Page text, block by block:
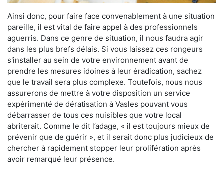
Ainsi donc, pour faire face convenablement à une situation
pareille, il est vital de faire appel à des professionnels
aguerris. Dans ce genre de situation, il nous faudra agir
dans les plus brefs délais. Si vous laissez ces rongeurs
s'installer au sein de votre environnement avant de
prendre les mesures idoines à leur éradication, sachez
que le travail sera plus complexe. Toutefois, nous nous
assurerons de mettre à votre disposition un service
expérimenté de dératisation à Vasles pouvant vous
débarrasser de tous ces nuisibles que votre local
abriterait. Comme le dit l’adage, « il est toujours mieux de
prévenir que de guérir », et il serait donc plus judicieux de
chercher à rapidement stopper leur prolifération après
avoir remarqué leur présence.